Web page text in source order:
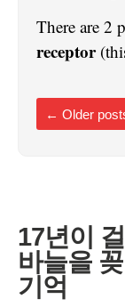
There are 2
receptor
← Older
17년이
바늘을
기억